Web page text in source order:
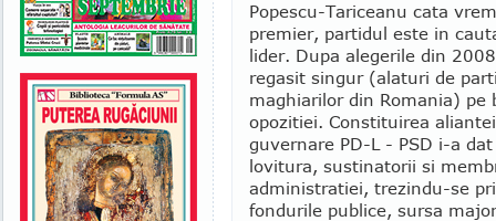
Popescu-Tariceanu cata
premier, partidul este in
lider. Dupa alegerile din
regasit singur (alaturi de
maghiarilor din Romania) pe
opozitiei. Constituirea
guvernare PD-L - PSD i-a
lovitura, sustinatorii si
administratiei, trezindu-se
fondurile publice, sursa